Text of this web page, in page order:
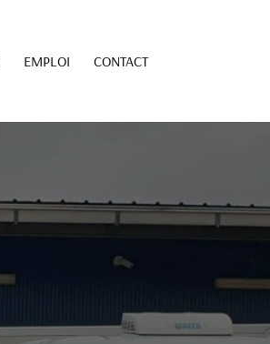
EMPLOI CONTACT